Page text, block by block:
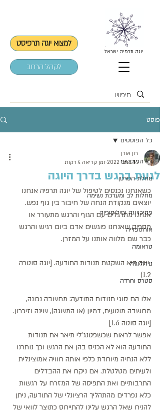
למצוא יוגה תרפיסט
לקהל הרחב
יוגה תרפיה ישראל
פוסט
כל הפוסטים
מחלת הסרטן
מחלות לב ומערכת נשימה
פסיכויוגה ופילוסופיה
אורתופדיה
טראומה
נוירולוגיה
סטרס וחרדה
כל הפוסטים
לגעת ברגש בדרך היוגה
רון אורן
14 בנוב׳ 2022
זמן קריאה 4 דקות
כשאנחנו נכנסים לטיפול של יוגה תרפיה אנחנו
יוצאים מנקודת הנחה של חיבור בין גוף נפש.
אנחנו מתרגלים עם הגוף והרגש מתעורר או
מספיק שאנחנו פוגשים אדם ביום רגיש והרגש
כבר שם מלווה אותנו על המזרן.
יוגה היא השקטת תנודות התודעה. [יוגה סוטרה
1.2)
אלו הם סוגי תנודות התודעה: מחשבה נכונה,
מחשבה מוטעית, דמיון (או המשגה), שינה וזיכרון.
[יוגה סוטה 1.6]
אפשר לראות שכשפטנג'לי תיאר את תנודות
התודעה הוא לא הכניס בהן את הרגש וכך נותרנו
ללא הנחיה מיוחדת כלפי אותה חוויה אמוצינלית
ולעיתים מטלטלת. אם ניקח את ההבדלים
התרבותיים ואת התפיסה של המזרח על רגשות
כלא נפרדים מהתהליך הרציונלי של התודעה, ניתן
להניח שאל הרגש עלינו להתייחס כתוצר לוואי של